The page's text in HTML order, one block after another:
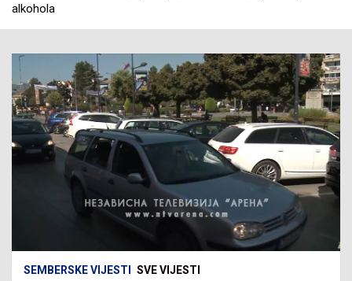
alkohola
SEMBERSKE VIJESTI SVE VIJESTI